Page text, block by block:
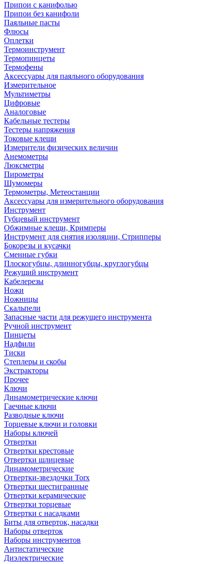
Припои с канифолью
Припои без канифоли
Паяльные пасты
Флюсы
Оплетки
Термоинструмент
Термопинцеты
Термофены
Аксессуары для паяльного оборудования
Измерительное
Мультиметры
Цифровые
Аналоговые
Кабельные тестеры
Тестеры напряжения
Токовые клещи
Измерители физических величин
Анемометры
Люксметры
Пирометры
Шумомеры
Термометры, Метеостанции
Аксессуары для измерительного оборудования
Инструмент
Губцевый инструмент
Обжимные клещи, Кримперы
Инструмент для снятия изоляции, Стрипперы
Бокорезы и кусачки
Сменные губки
Плоскогубцы, длинногубцы, круглогубцы
Режущий инструмент
Кабелерезы
Ножи
Ножницы
Скальпели
Запасные части для режущего инструмента
Ручной инструмент
Пинцеты
Надфили
Тиски
Степлеры и скобы
Экстракторы
Прочее
Ключи
Динамометрические ключи
Гаечные ключи
Разводные ключи
Торцевые ключи и головки
Наборы ключей
Отвертки
Отвертки крестовые
Отвертки шлицевые
Динамометрические
Отвертки-звездочки Torx
Отвертки шестигранные
Отвертки керамические
Отвертки торцевые
Отвертки с насадками
Биты для отверток, насадки
Наборы отверток
Наборы инструментов
Антистатические
Диэлектрические